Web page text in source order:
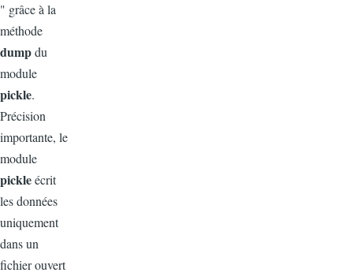
" grâce à la
méthode
dumpdu
module
pickle.
Précision
importante, le
module
pickleécrit
les données
uniquement
dans un
fichier ouvert